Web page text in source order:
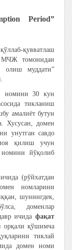
Period”
қувватлаш
МЧЖ томонидан
олиш муддати”
номини 30 кун
тикланиш
амалиёт бутун
Хусусан, домен
унутган савдо
қилиш учун
йўқолиб
(рўйхатдан
номларини
шунингдек,
доменлар
ичида фақат
орқали қўшимча
тиклай
домен номи